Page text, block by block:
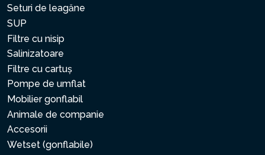
Seturi de leagăne
SUP
Filtre cu nisip
Salinizatoare
Filtre cu cartuș
Pompe de umflat
Mobilier gonflabil
Animale de companie
Accesorii
Wetset (gonflabile)